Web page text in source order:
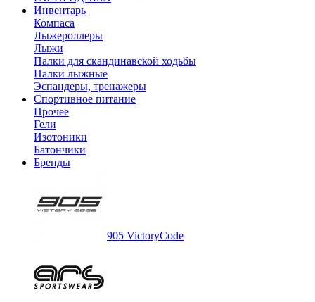
Инвентарь
Компаса
Лыжероллеры
Лыжи
Палки для скандинавской ходьбы
Палки лыжные
Эспандеры, тренажеры
Спортивное питание
Прочее
Гели
Изотоники
Батончики
Бренды
905 VictoryCode